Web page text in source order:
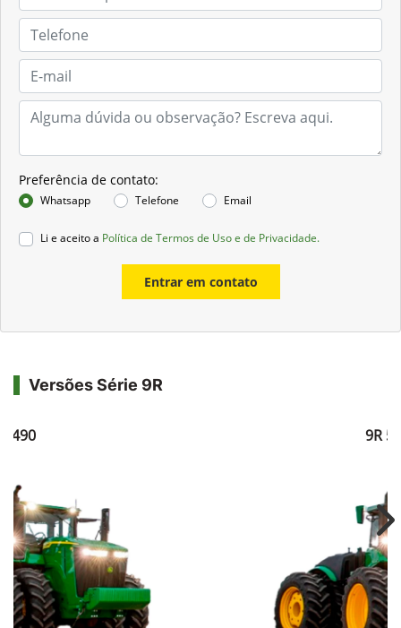
Preferência de contato:
Whatsapp Telefone Email
Li e aceito a Política de Termos de Uso e de Privacidade.
Entrar em contato
Versões Série 9R
490 9R